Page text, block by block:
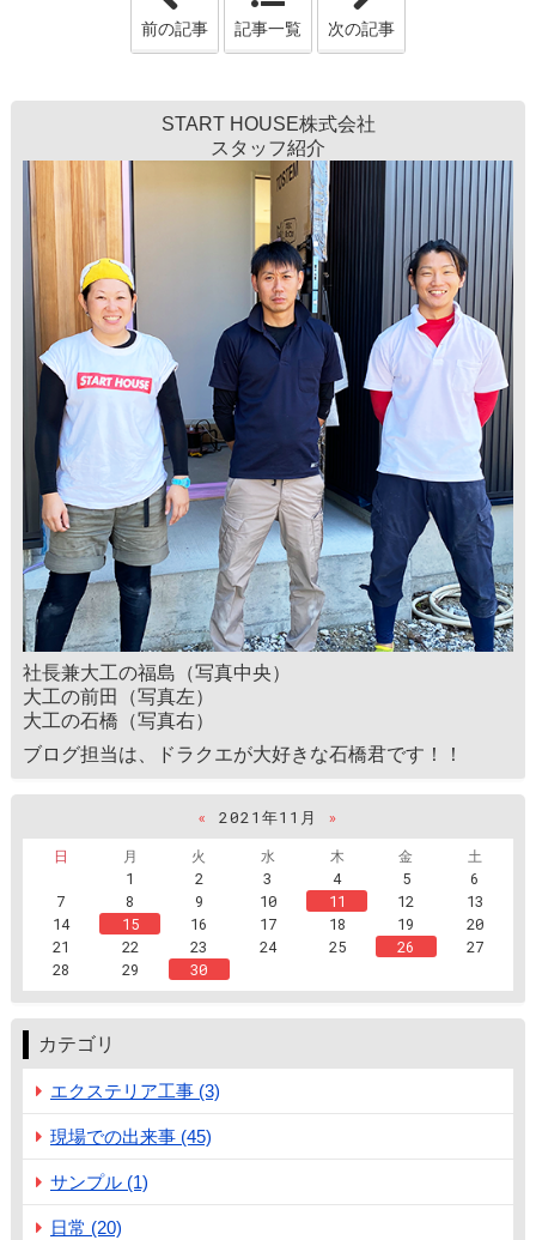
前の記事 記事一覧 次の記事
START HOUSE株式会社
スタッフ紹介
社長兼大工の福島（写真中央）
大工の前田（写真左）
大工の石橋（写真右）
ブログ担当は、ドラクエが大好きな石橋君です！！
« 2021年11月
»
日
月 火 水 木 金
土
1
2 3 4 5
6
7
8 9 10 11 12
13
14
15 16 17 18 19
20
21
22 23 24 25 26
27
28
29 30
カテゴリ
エクステリア工事 (3)
現場での出来事 (45)
サンプル (1)
日常 (20)